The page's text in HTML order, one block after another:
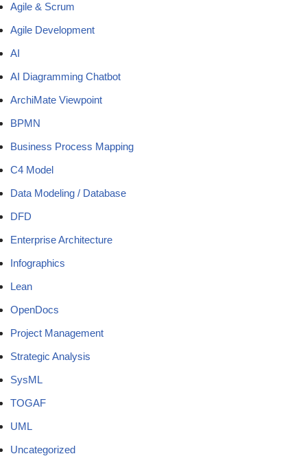
Agile & Scrum
Agile Development
AI
AI Diagramming Chatbot
ArchiMate Viewpoint
BPMN
Business Process Mapping
C4 Model
Data Modeling / Database
DFD
Enterprise Architecture
Infographics
Lean
OpenDocs
Project Management
Strategic Analysis
SysML
TOGAF
UML
Uncategorized